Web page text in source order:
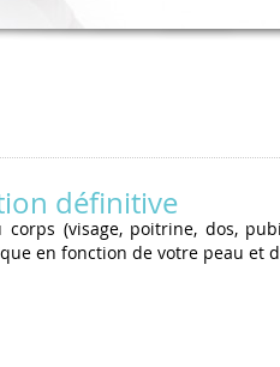
définitive
corps (visage, poitrine, dos,
en fonction de votre peau et